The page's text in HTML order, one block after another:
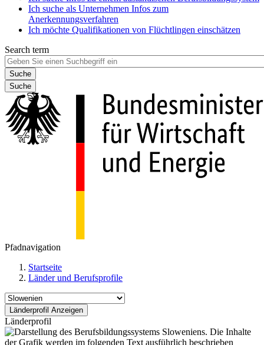
Ich suche als Unternehmen Infos zum
Anerkennungsverfahren
Ich möchte Qualifikationen von Flüchtlingen einschätzen
Search term
Suche
Pfadnavigation
Startseite
Länder und Berufsprofile
Länderprofil